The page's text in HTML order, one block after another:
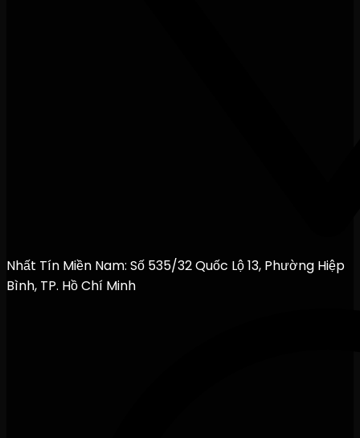
Nhất Tín Miền Nam: Số 535/32 Quốc Lộ 13, Phường Hiệp
Bình, TP. Hồ Chí Minh